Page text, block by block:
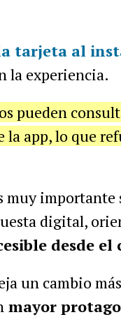
tarjeta al
la experiencia.
pueden
app, lo que
muy importante
digital,
desde el
un cambio
mayor